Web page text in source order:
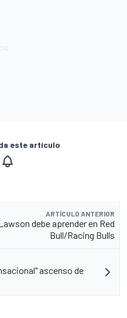
este artículo
ARTÍCULO ANTERIOR
debe aprender en Red
Bull/Racing Bulls
ascenso de